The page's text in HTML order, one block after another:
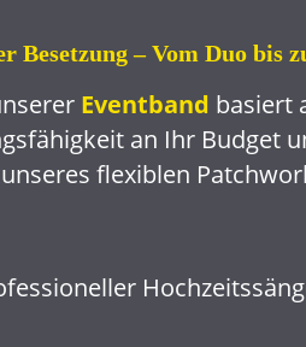
Besetzung – Vom Duo bis
Eventband basiert
an Ihr Budget
flexiblen